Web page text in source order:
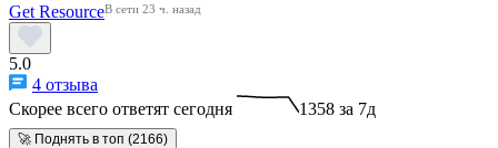
Get ResourceВ сети 23 ч. назад
5.0
4 отзыва
Скорее всего ответят сегодня
1358 за 7д
🚀 Поднять в топ (2166)